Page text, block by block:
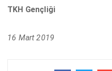
TKH Gençliği
16 Mart 2019